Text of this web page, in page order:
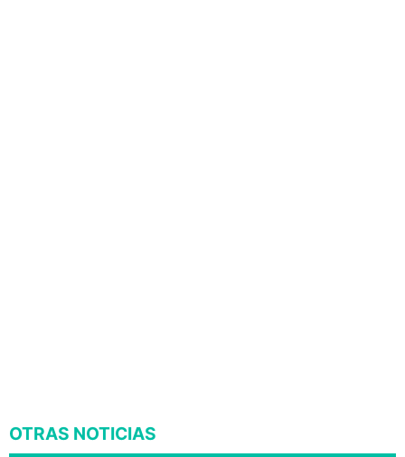
OTRAS NOTICIAS